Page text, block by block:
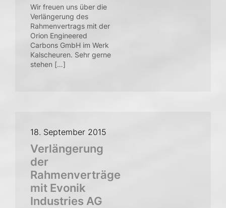
Wir freuen uns über die
Verlängerung des
Rahmenvertrags mit der
Orion Engineered
Carbons GmbH im Werk
Kalscheuren. Sehr gerne
stehen […]
18. September 2015
Verlängerung
der
Rahmenverträge
mit Evonik
Industries AG